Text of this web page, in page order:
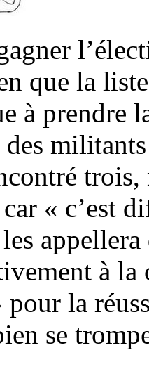
que la
à prendre
des
« c’est
à la
la
se